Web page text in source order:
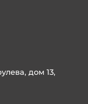
дом 13,